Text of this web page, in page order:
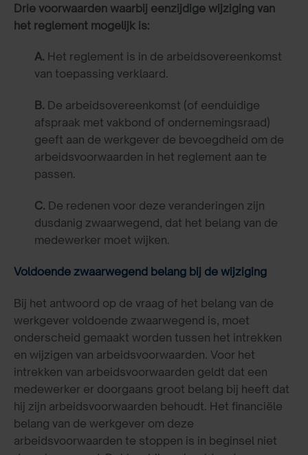
Drie voorwaarden waarbij eenzijdige wijziging van
het reglement mogelijk is:
A. Het reglement is in de arbeidsovereenkomst
van toepassing verklaard.
B. De arbeidsovereenkomst (of eenduidige
afspraak met vakbond of ondernemingsraad)
geeft aan de werkgever de bevoegdheid om de
arbeidsvoorwaarden in het reglement aan te
passen.
C. De redenen voor deze veranderingen zijn
dusdanig zwaarwegend, dat het belang van de
medewerker moet wijken.
Voldoende zwaarwegend belang bij de wijziging
Bij het antwoord op de vraag of het belang van de
werkgever voldoende zwaarwegend is, moet
onderscheid gemaakt worden tussen het intrekken
en wijzigen van arbeidsvoorwaarden. Voor het
intrekken van arbeidsvoorwaarden geldt dat een
medewerker er doorgaans groot belang bij heeft dat
hij zijn arbeidsvoorwaarden behoudt. Het financiële
belang van de werkgever om deze
arbeidsvoorwaarden te stoppen is in beginsel niet